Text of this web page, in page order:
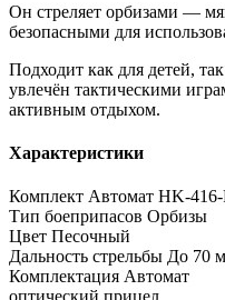
Он стреляет орбизами —
безопасными для
Подходит как для детей,
увлечён тактическими
активным отдыхом.
Характеристики
Комплект Автомат HK-416-
Тип боеприпасов Орбизы
Цвет Песочный
Дальность стрельбы До 70 м
Комплектация Автомат
оптический прицел